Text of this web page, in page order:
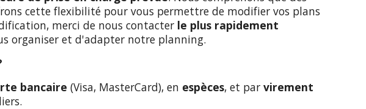
cette flexibilité pour vous permettre de modifier vos plans
merci de nous contacter le plus rapidement
organiser et d'adapter notre planning.
bancaire (Visa, MasterCard), en espèces, et parvirement